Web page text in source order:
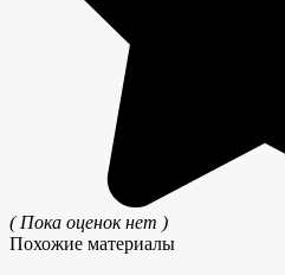
( Пока оценок нет )
Похожие материалы